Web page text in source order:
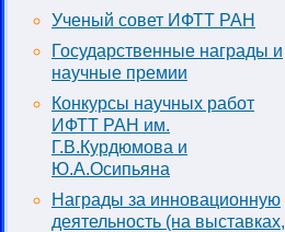
Ученый совет ИФТТ РАН
Государственные награды и
научные премии
Конкурсы научных работ
ИФТТ РАН им.
Г.В.Курдюмова и
Ю.А.Осипьяна
Награды за инновационную
деятельность (на выставках,